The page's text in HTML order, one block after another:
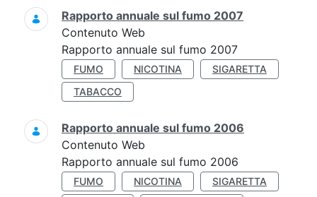
Rapporto annuale sul fumo 2007
Contenuto Web
Rapporto annuale sul fumo 2007
FUMO NICOTINA
SIGARETTA
TABACCO
Rapporto annuale sul fumo 2006
Contenuto Web
Rapporto annuale sul fumo 2006
FUMO NICOTINA
SIGARETTA